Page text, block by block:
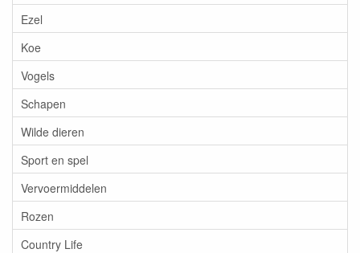
Ezel
Koe
Vogels
Schapen
Wilde dieren
Sport en spel
Vervoermiddelen
Rozen
Country Life